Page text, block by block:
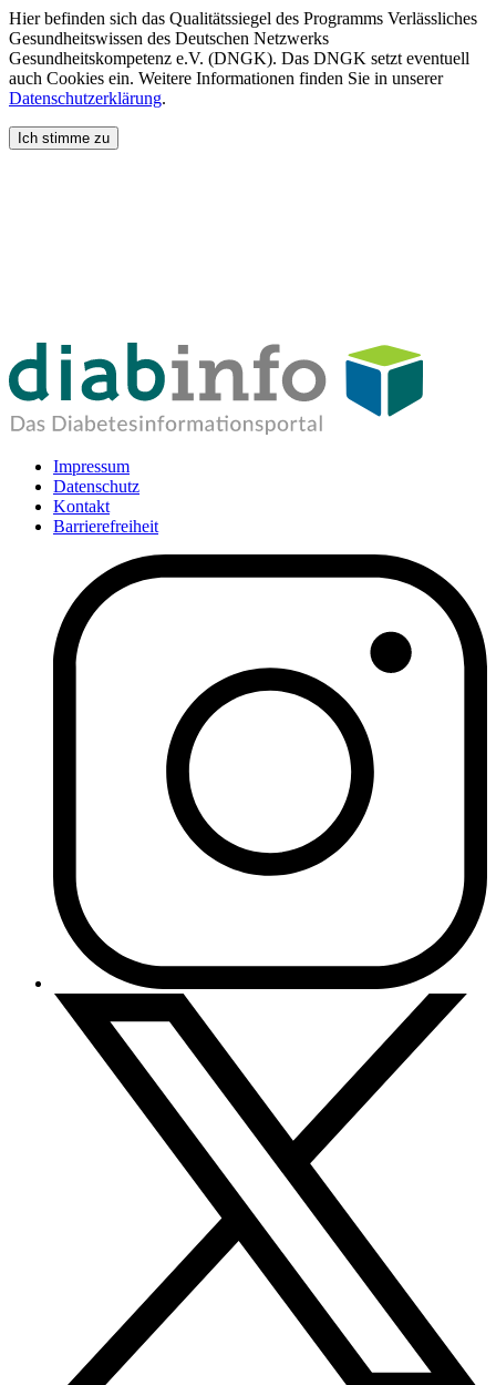
Hier befinden sich das Qualitätssiegel des Programms Verlässliches
Gesundheitswissen des Deutschen Netzwerks
Gesundheitskompetenz e.V. (DNGK). Das DNGK setzt eventuell
auch Cookies ein. Weitere Informationen finden Sie in unserer
Datenschutzerklärung.
Ich stimme zu
Impressum
Datenschutz
Kontakt
Barrierefreiheit